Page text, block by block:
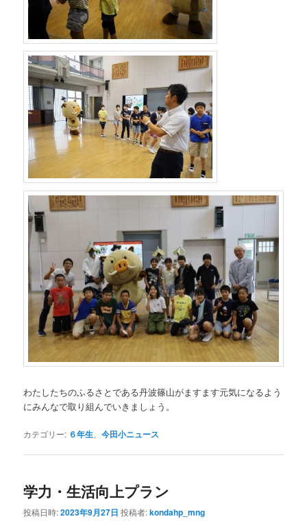
わたしたちのふるさとである丹波篠山がますます元気になるよう
にみんなで取り組んでいきましょう。
カテゴリー: ６年生 、今田小ニュース
学力・生活向上プラン
投稿日時:2023年9月27日 投稿者:kondahp_mng